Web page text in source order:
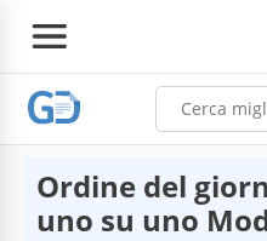
Ordine del
uno su uno